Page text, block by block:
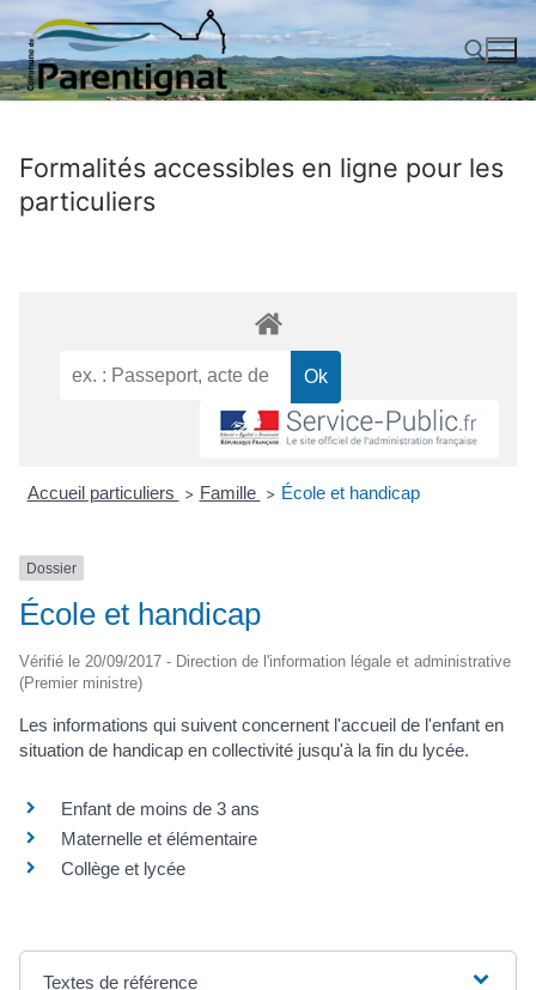
Aller
contenu
Formalités accessibles en ligne pour les
particuliers
Accueil particuliers > Famille > École et handicap
Dossier
École et handicap
Vérifié le 20/09/2017 - Direction de l'information légale et administrative
(Premier ministre)
Les informations qui suivent concernent l'accueil de l'enfant en
situation de handicap en collectivité jusqu'à la fin du lycée.
Enfant de moins de 3 ans
Maternelle et élémentaire
Collège et lycée
Textes de référence